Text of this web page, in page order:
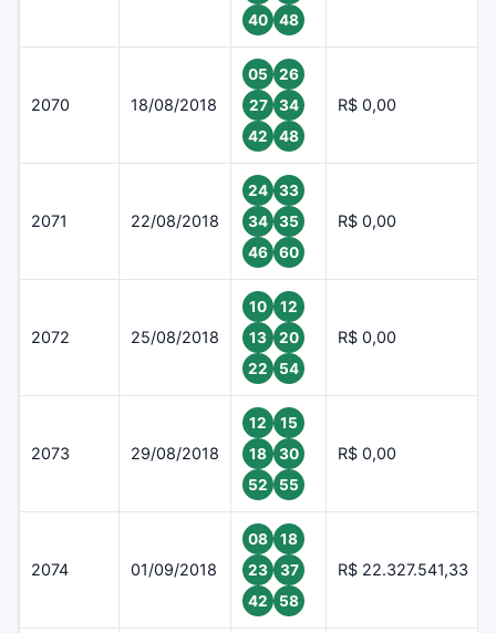
40
48
2070 18/08/2018
05
26
27
34
42
48
R$ 0,00
2071 22/08/2018
24
33
34
35
46
60
R$ 0,00
2072 25/08/2018
10
12
13
20
22
54
R$ 0,00
2073 29/08/2018
12
15
18
30
52
55
R$ 0,00
2074 01/09/2018
08
18
23
37
42
58
R$ 22.327.541,33